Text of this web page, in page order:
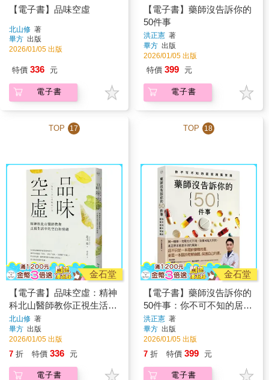
【電子書】品味空虛
北山修 著
畢方 出版
2026/01/05 出版
特價 336 元
電子書
【電子書】藥師沒告訴你的
50件事
洪正憲 著
畢方 出版
2026/01/05 出版
特價 399 元
電子書
TOP 17
金石堂
【電子書】品味空虛：精神
科北山醫師教你正視生活中
的空白和情緒
北山修 著
畢方 出版
2026/01/05 出版
7 折 特價 336 元
電子書
TOP 18
金石堂
【電子書】藥師沒告訴你的
50件事：你不可不知的居家
用藥常識
洪正憲 著
畢方 出版
2026/01/05 出版
7 折 特價 399 元
電子書